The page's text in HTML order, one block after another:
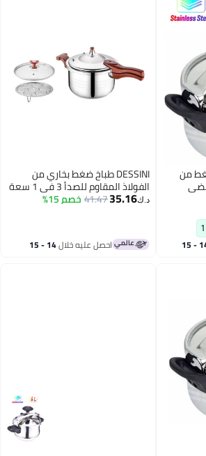
DESSINI طباخ ضغط بخاري من
الفولاذ المقاوم للصدأ 3 في 1 سعة
35.16 خصم 15%
احصل عليه خلال 14 - 15